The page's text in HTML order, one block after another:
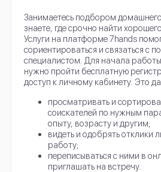
Занимаетесь подбором
знаете, где срочно найти
Услуги на платформе 7hands
сориентироваться и связаться с
специалистом. Для начала
нужно пройти бесплатную
доступ к личному кабинету. Это
просматривать и
соискателей по нужным
опыту, возрасту и другим;
видеть и одобрять отклики
работу;
переписываться с ними в
приглашать на встречу.